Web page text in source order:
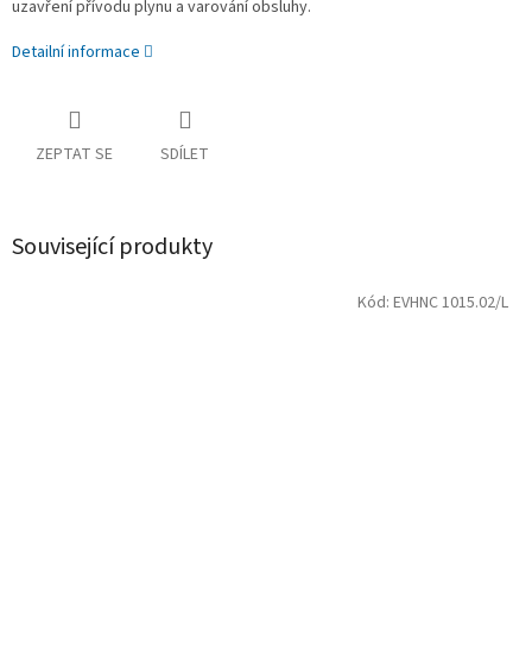
uzavření přívodu plynu a varování obsluhy.
Detailní informace
ZEPTAT SE SDÍLET
Související produkty
Kód: EVHNC 1015.02/L